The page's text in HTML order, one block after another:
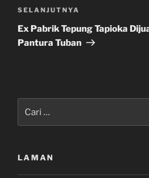
Pos
Selanjutnya
SELANJUTNYA
Ex Pabrik Tepung Tapioka
Pantura Tuban
untuk:
LAMAN